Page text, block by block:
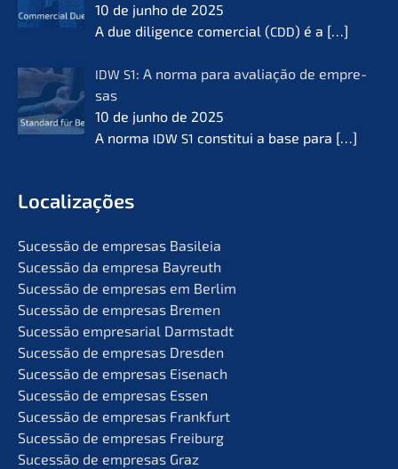
10 de junho de 2025
A due diligence comer­cial (CDD) é a […]
IDW S1: A norma para avalia­ção de empre­
sas
10 de junho de 2025
A norma IDW S1 consti­tui a base para […]
Locali­za­ções
Suces­são de empre­sas Basileia
Suces­são da empre­sa Bayreuth
Suces­são de empre­sas em Berlim
Suces­são de empre­sas Bremen
Suces­são empre­sa­ri­al Darmstadt
Suces­são de empre­sas Dresden
Suces­são de empre­sas Eisenach
Suces­são de empre­sas Essen
Suces­são de empre­sas Frankfurt
Suces­são de empre­sas Freiburg
Suces­são de empre­sas Graz